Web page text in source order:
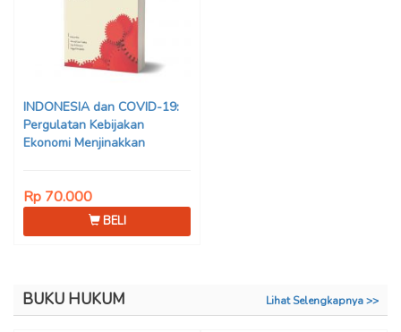
INDONESIA dan COVID-19:
Pergulatan Kebijakan
Ekonomi Menjinakkan
Rp 70.000
BELI
BUKU HUKUM Lihat Selengkapnya >>